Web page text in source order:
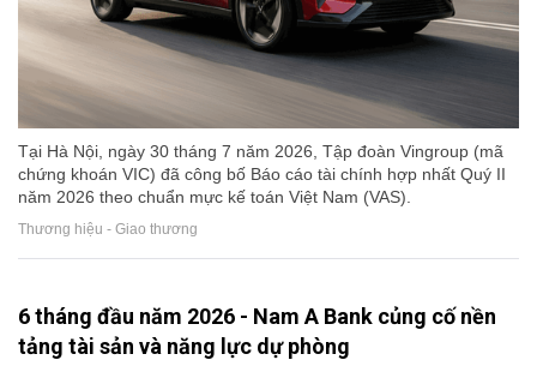
Tại Hà Nội, ngày 30 tháng 7 năm 2026, Tập đoàn Vingroup (mã
chứng khoán VIC) đã công bố Báo cáo tài chính hợp nhất Quý II
năm 2026 theo chuẩn mực kế toán Việt Nam (VAS).
Thương hiệu - Giao thương
6 tháng đầu năm 2026 - Nam A Bank củng cố nền
tảng tài sản và năng lực dự phòng